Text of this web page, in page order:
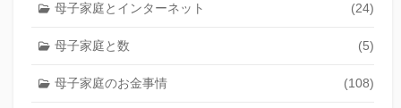
母子家庭とインターネット (24)
母子家庭と数 (5)
母子家庭のお金事情 (108)